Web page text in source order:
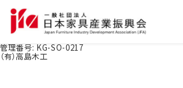
管理番号: KG-SO-0217
（有）高島木工